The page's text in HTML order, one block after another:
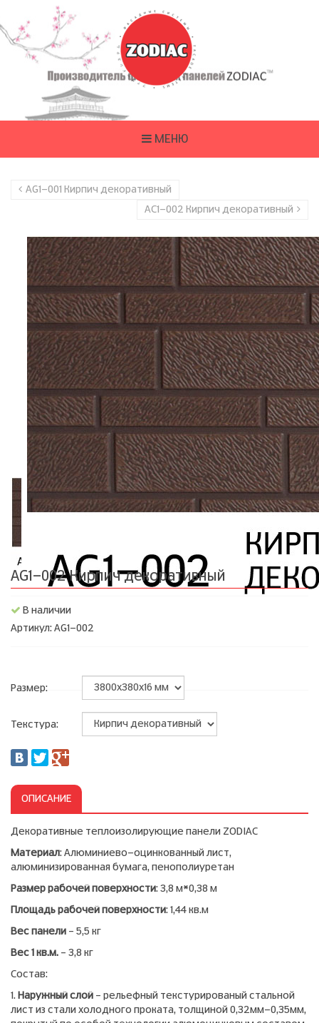
МЕНЮ
AG1-001 Кирпич декоративный
AC1-002 Кирпич декоративный
AG1-002 Кирпич декоративный
В наличии
Артикул: AG1-002
Размер:
Текстура:
ОПИСАНИЕ
Декоративные теплоизолирующие панели ZODIAC
Материал: Алюминиево-оцинкованный лист,
алюминизированная бумага, пенополиуретан
Размер рабочей поверхности: 3,8 м*0,38 м
Площадь рабочей поверхности: 1,44 кв.м
Вес панели – 5,5 кг
Вес 1 кв.м. – 3,8 кг
Состав:
1. Наружный слой – рельефный текстурированый стальной
лист из стали холодного проката, толщиной 0,32мм-0,35мм,